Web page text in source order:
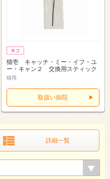
猫壱 キャッチ・ミー・イフ・ユ
ー・キャン２ 交換用スティック
猫用
取扱い病院
詳細一覧